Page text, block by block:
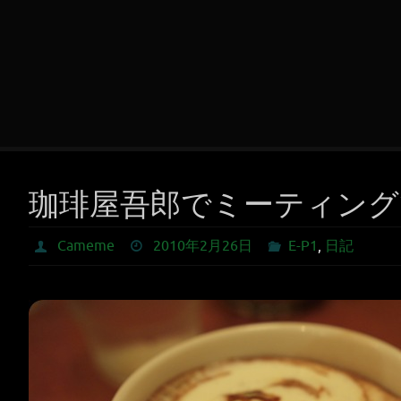
珈琲屋吾郎でミーティン
Cameme 2010年2月26日 E-P1 , 日記